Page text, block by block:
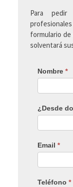
Para pedir
formulario
solventará
Nombre*
¿Desde
Email*
Teléfono*